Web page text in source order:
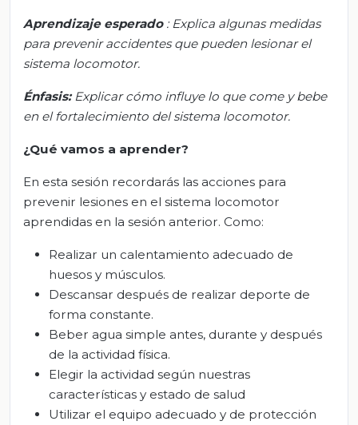
Aprendizaje esperado :Explica algunas medidas
para prevenir accidentes que pueden lesionar el
sistema locomotor.
Énfasis:Explicar cómo influye lo que come y bebe
en el fortalecimiento del sistema locomotor.
¿Qué vamos a aprender?
En esta sesión recordarás las acciones para
prevenir lesiones en el sistema locomotor
aprendidas en la sesión anterior. Como:
Realizar un calentamiento adecuado de
huesos y músculos.
Descansar después de realizar deporte de
forma constante.
Beber agua simple antes, durante y después
de la actividad física.
Elegir la actividad según nuestras
características y estado de salud
Utilizar el equipo adecuado y de protección